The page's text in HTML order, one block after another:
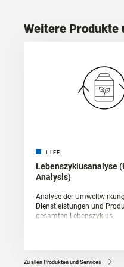
Weitere Produkte
LIFE
Lebenszyklusanalyse
Analysis)
Analyse der
Dienstleistungen und
gesamten Lebenszyklus
Zu allen Produkten und Services